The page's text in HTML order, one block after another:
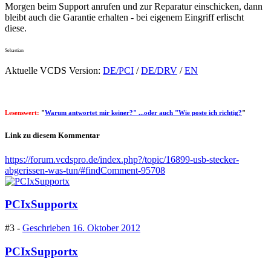
Morgen beim Support anrufen und zur Reparatur einschicken, dann
bleibt auch die Garantie erhalten - bei eigenem Eingriff erlischt
diese.
Sebastian
Aktuelle VCDS Version: DE/PCI /DE/DRV /EN
Lesenswert: "Warum antwortet mir keiner?" ...oder auch "Wie poste ich richtig?"
Link zu diesem Kommentar
https://forum.vcdspro.de/index.php?/topic/16899-usb-stecker-
abgerissen-was-tun/#findComment-95708
PCIxSupportx
#3 - Geschrieben 16. Oktober 2012
PCIxSupportx